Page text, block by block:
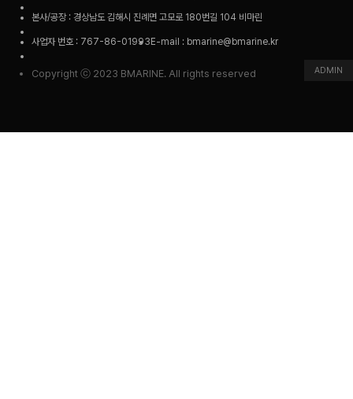
본사/공장 : 경상남도 김해시 진례면 고모로 180번길 104 비마린
사업자 번호 : 767-86-01993 E-mail : bmarine@bmarine.kr
Copyright ⓒ 2023 BMARINE. All rights reserved ADMIN